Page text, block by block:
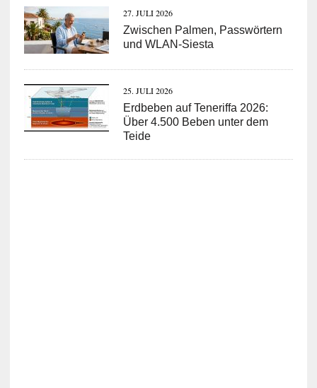
27. JULI 2026
Zwischen Palmen, Passwörtern
und WLAN-Siesta
25. JULI 2026
Erdbeben auf Teneriffa 2026:
Über 4.500 Beben unter dem
Teide